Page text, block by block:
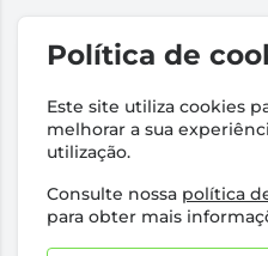
Política de
Este site utiliza cookies
melhorar a sua
utilização.
Consulte nossa política
para obter mais